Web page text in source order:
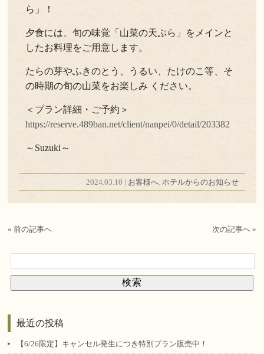
ら」！
夕食には、旬の味覚「山菜の天ぷら」をメインと
したお料理をご用意します。
たらの芽やふきのとう、うるい、たけのこ等、そ
の時期の旬の山菜をお楽しみ ください。
＜プラン詳細・ご予約＞
https://reserve.489ban.net/client/nanpei/0/detail/203382
～Suzuki～
2024.03.10 | お客様へ. ホテルからのお知らせ
« 前の記事へ 次の記事へ »
最近の投稿
【6/26限定】キャンセル発生につき特別プラン販売中！